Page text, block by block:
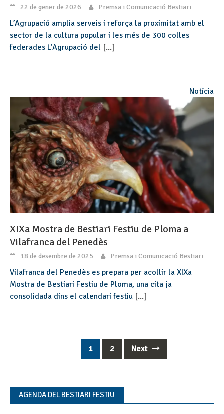
22 de gener de 2026 Premsa i Comunicació Bestiari
L’Agrupació amplia serveis i reforça la proximitat amb el
sector de la cultura popular i les més de 300 colles
federades L’Agrupació del [...]
Notícia
XIXa Mostra de Bestiari Festiu de Ploma a
Vilafranca del Penedès
18 de desembre de 2025 Premsa i Comunicació Bestiari
Vilafranca del Penedès es prepara per acollir la XIXa
Mostra de Bestiari Festiu de Ploma, una cita ja
consolidada dins el calendari festiu [...]
1 2 Next
AGENDA DEL BESTIARI FESTIU